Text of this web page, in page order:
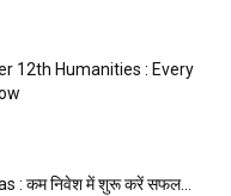
12th Humanities : Every
: कम निवेश में शुरू करें सफल...